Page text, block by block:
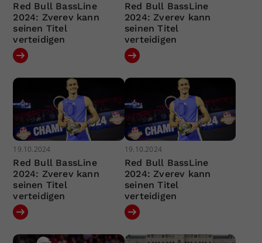
Red Bull BassLine
2024: Zverev kann
seinen Titel
verteidigen
Red Bull BassLine
2024: Zverev kann
seinen Titel
verteidigen
19.10.2024
Red Bull BassLine
2024: Zverev kann
seinen Titel
verteidigen
19.10.2024
Red Bull BassLine
2024: Zverev kann
seinen Titel
verteidigen